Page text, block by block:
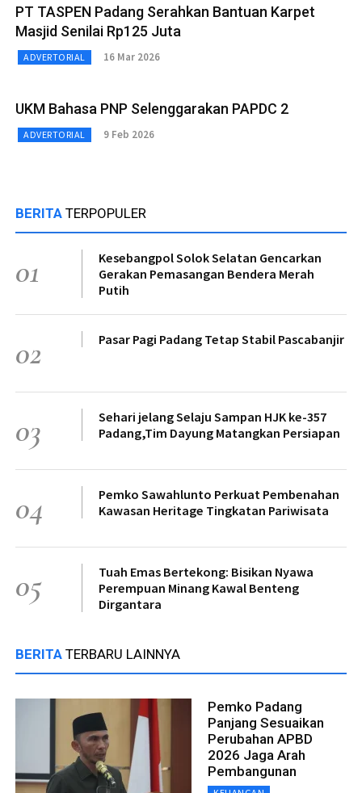
PT TASPEN Padang Serahkan Bantuan Karpet
Masjid Senilai Rp125 Juta
ADVERTORIAL 16 Mar 2026
UKM Bahasa PNP Selenggarakan PAPDC 2
ADVERTORIAL 9 Feb 2026
BERITA TERPOPULER
01
Kesebangpol Solok Selatan Gencarkan
Gerakan Pemasangan Bendera Merah
Putih
02 Pasar Pagi Padang Tetap Stabil Pascabanjir
03
Sehari jelang Selaju Sampan HJK ke-357
Padang,Tim Dayung Matangkan Persiapan
04
Pemko Sawahlunto Perkuat Pembenahan
Kawasan Heritage Tingkatan Pariwisata
05
Tuah Emas Bertekong: Bisikan Nyawa
Perempuan Minang Kawal Benteng
Dirgantara
BERITA TERBARU LAINNYA
Pemko Padang
Panjang Sesuaikan
Perubahan APBD
2026 Jaga Arah
Pembangunan